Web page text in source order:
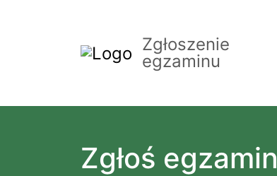
Zgłoszenie
egzaminu
Zgłoś egzamin